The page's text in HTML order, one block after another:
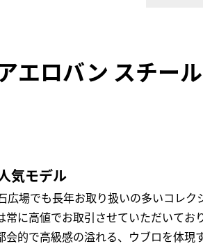
エロバン スチー
気モデル
場でも長年お取り扱いの多いコレ
に高値でお取引させていただいて
的で高級感の溢れる、ウブロを体